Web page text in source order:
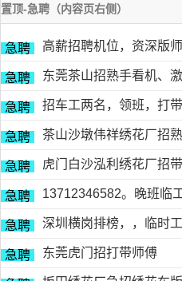
置顶-急聘（内容页右侧）
急聘 高薪招聘机位，资深版师
急聘 东莞茶山招熟手看机、
急聘 招车工两名，领班，打
急聘 茶山沙墩伟祥绣花厂招熟手白班临时工2
急聘 虎门白沙泓利绣花厂招
急聘 13712346582。晚班临工
急聘 深圳横岗排榜，，临时工
急聘 东莞虎门招打带师傅